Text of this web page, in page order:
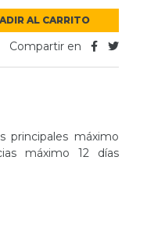
AL CARRITO
Compartir en
principales máximo
máximo 12 días